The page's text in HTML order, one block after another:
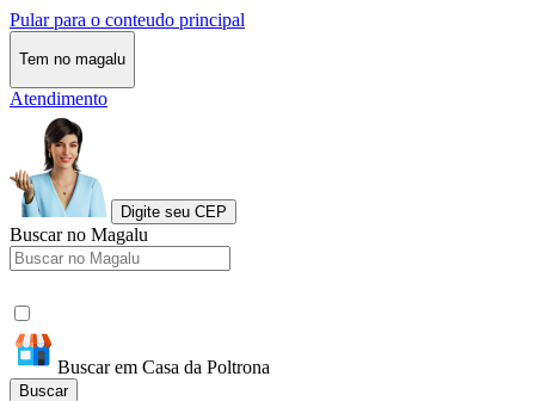
Pular para o conteudo principal
Tem no magalu
Atendimento
Digite seu CEP
Buscar no Magalu
Buscar em Casa da Poltrona
Buscar